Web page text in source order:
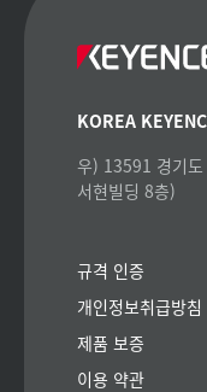
KOREA
우) 13591 경기
서현빌딩 8층)
규격 인증
개인정보취급방침
제품 보증
이용 약관